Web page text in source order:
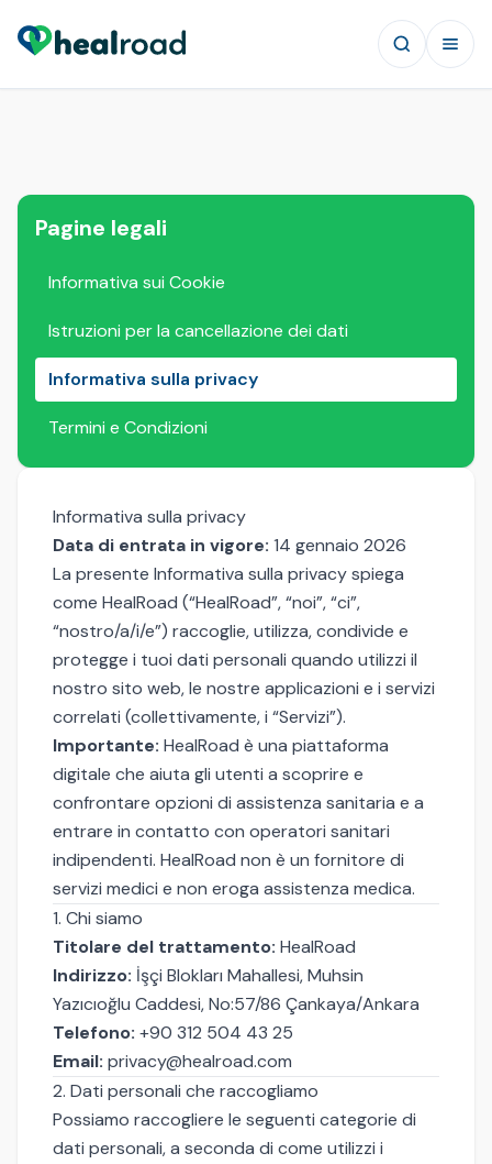
Pagine legali
Informativa sui Cookie
Istruzioni per la cancellazione dei dati
Informativa sulla privacy
Termini e Condizioni
Informativa sulla privacy
Data di entrata in vigore: 14 gennaio 2026
La presente Informativa sulla privacy spiega
come HealRoad (“HealRoad”, “noi”, “ci”,
“nostro/a/i/e”) raccoglie, utilizza, condivide e
protegge i tuoi dati personali quando utilizzi il
nostro sito web, le nostre applicazioni e i servizi
correlati (collettivamente, i “Servizi”).
Importante: HealRoad è una piattaforma
digitale che aiuta gli utenti a scoprire e
confrontare opzioni di assistenza sanitaria e a
entrare in contatto con operatori sanitari
indipendenti. HealRoad non è un fornitore di
servizi medici e non eroga assistenza medica.
1. Chi siamo
Titolare del trattamento: HealRoad
Indirizzo: İşçi Blokları Mahallesi, Muhsin
Yazıcıoğlu Caddesi, No:57/86 Çankaya/Ankara
Telefono: +90 312 504 43 25
Email: privacy@healroad.com
2. Dati personali che raccogliamo
Possiamo raccogliere le seguenti categorie di
dati personali, a seconda di come utilizzi i